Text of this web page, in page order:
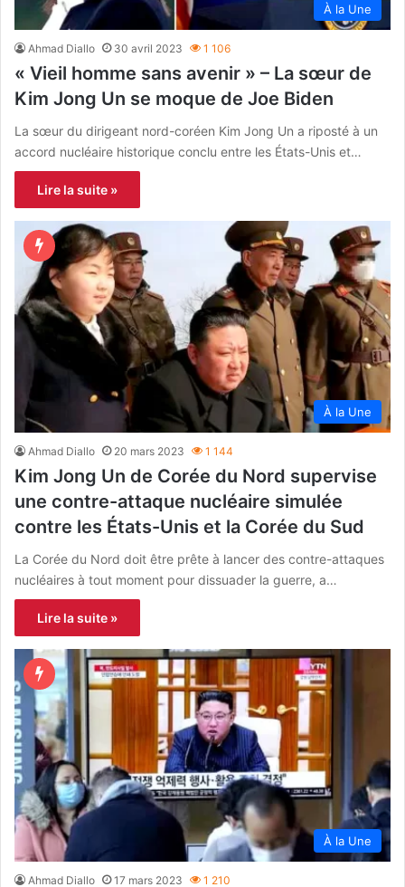
À la Une
Ahmad Diallo 30 avril 2023 1 106
« Vieil homme sans avenir » – La sœur de
Kim Jong Un se moque de Joe Biden
La sœur du dirigeant nord-coréen Kim Jong Un a riposté à un
accord nucléaire historique conclu entre les États-Unis et…
Lire la suite »
À la Une
Ahmad Diallo 20 mars 2023 1 144
Kim Jong Un de Corée du Nord supervise
une contre-attaque nucléaire simulée
contre les États-Unis et la Corée du Sud
La Corée du Nord doit être prête à lancer des contre-attaques
nucléaires à tout moment pour dissuader la guerre, a…
Lire la suite »
À la Une
Ahmad Diallo 17 mars 2023 1 210